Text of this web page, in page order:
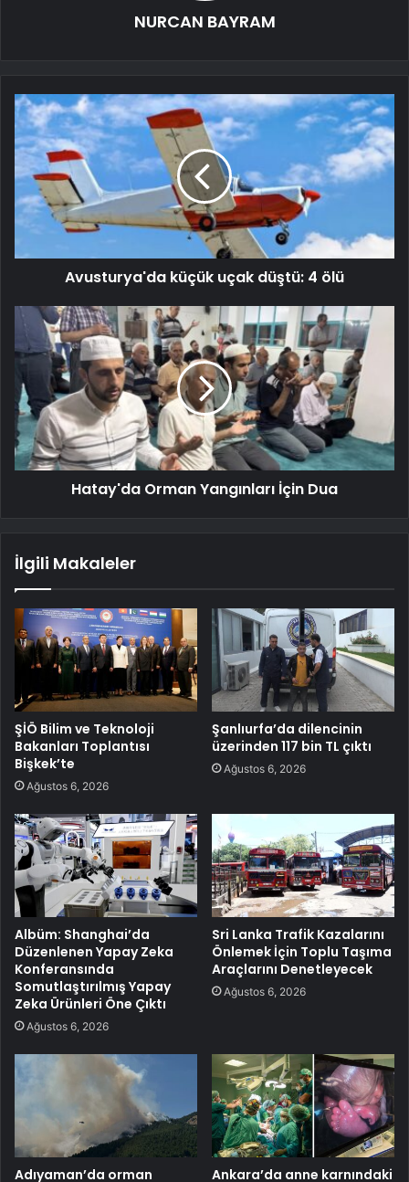
NURCAN BAYRAM
Avusturya'da küçük uçak düştü: 4 ölü
Hatay'da Orman Yangınları İçin Dua
İlgili Makaleler
ŞİÖ Bilim ve Teknoloji
Bakanları Toplantısı
Bişkek’te
Ağustos 6, 2026
Şanlıurfa’da dilencinin
üzerinden 117 bin TL çıktı
Ağustos 6, 2026
Albüm: Shanghai’da
Düzenlenen Yapay Zeka
Konferansında
Somutlaştırılmış Yapay
Zeka Ürünleri Öne Çıktı
Ağustos 6, 2026
Sri Lanka Trafik Kazalarını
Önlemek İçin Toplu Taşıma
Araçlarını Denetleyecek
Ağustos 6, 2026
Adıyaman’da orman Ankara’da anne karnındaki